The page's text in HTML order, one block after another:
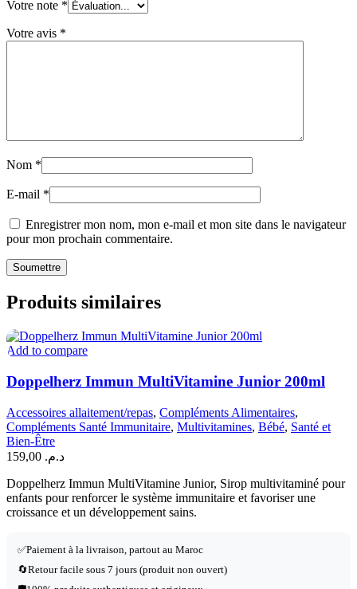
Votre note *
Votre avis *
Nom *
E-mail *
Enregistrer mon nom, mon e-mail et mon site dans le navigateur
pour mon prochain commentaire.
Produits similaires
Add to compare
Doppelherz Immun MultiVitamine Junior 200ml
Accessoires allaitement/repas, Compléments Alimentaires,
Compléments Santé Immunitaire, Multivitamines, Bébé, Santé et
Bien-Être
د.م.
Doppelherz Immun MultiVitamine Junior, Sirop multivitaminé pour
enfants pour renforcer le système immunitaire et favoriser une
croissance et un développement sains.
✅Paiement à la livraison, partout au Maroc
🔄Retour facile sous 7 jours (produit non ouvert)